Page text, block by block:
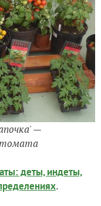
—
деты, индеты,
.